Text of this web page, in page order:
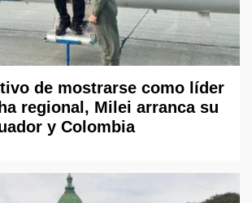
de mostrarse como líder
regional, Milei arranca su
y Colombia